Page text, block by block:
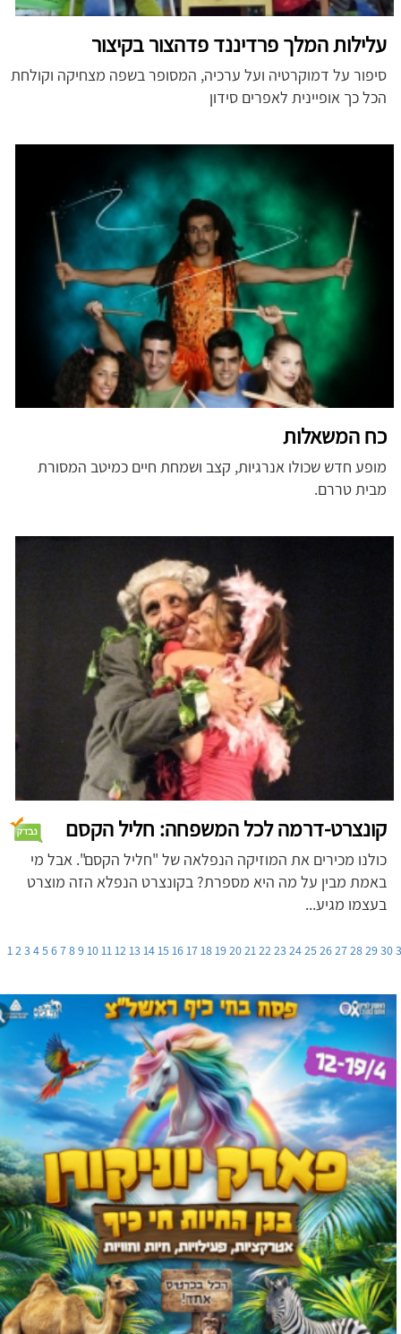
עלילות המלך פרדיננד פדהצור בקיצור
סיפור על דמוקרטיה ועל ערכיה, המסופר בשפה מצחיקה וקולחת
הכל כך אופיינית לאפרים סידון
כח המשאלות
מופע חדש שכולו אנרגיות, קצב ושמחת חיים כמיטב המסורת
מבית טררם.
קונצרט-דרמה לכל המשפחה: חליל הקסם
כולנו מכירים את המוזיקה הנפלאה של "חליל הקסם". אבל מי
באמת מבין על מה היא מספרת? בקונצרט הנפלא הזה מוצרט
בעצמו מגיע...
1 2 3456789 10 11 12 13 14 15 16 17 18 192021 22 2324252627282930